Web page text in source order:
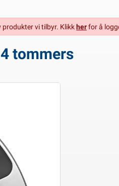
produkter vi tilbyr. Klikkherfor å
tommers